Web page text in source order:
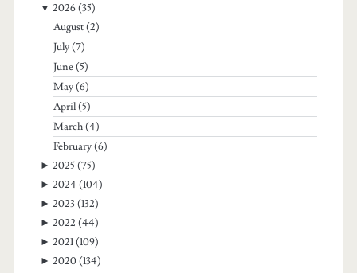
▼ 2026 (35)
August (2)
July (7)
June (5)
May (6)
April (5)
March (4)
February (6)
► 2025 (75)
► 2024 (104)
► 2023 (132)
► 2022 (44)
► 2021 (109)
► 2020 (134)